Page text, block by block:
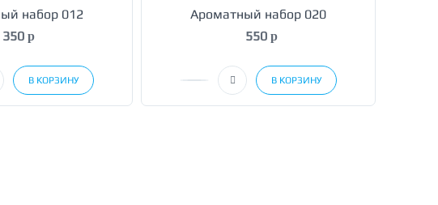
набор 012
350p
В КОРЗИНУ
Ароматный набор 020
550p
В КОРЗИНУ